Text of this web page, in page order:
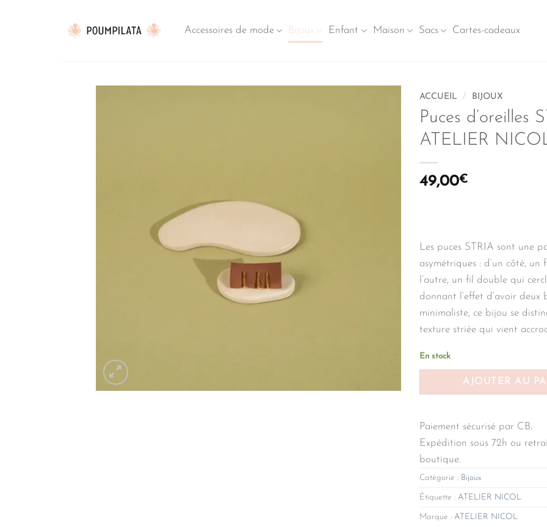
contenu
Accessoires de mode Bijoux Enfant Maison Sacs Cartes-cadeaux
ACCUEIL / BIJOUX
Puces d’oreilles
ATELIER
49,00€
Les puces STRIA sont une
asymétriques : d’un côté, un
l’autre, un fil double qui
donnant l’effet d’avoir deux
minimaliste, ce bijou se
texture striée qui vient
En stock
AJOUTER AU
Paiement sécurisé par CB.
Expédition sous 72h ou
boutique.
Catégorie : Bijoux
Étiquette : ATELIER NICOL
Marque : ATELIER NICOL